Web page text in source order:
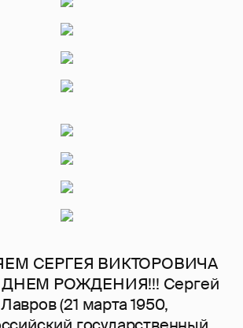
СЕРГЕЯ ВИКТОРОВИЧА
РОЖДЕНИЯ!!! Сергей
(21 марта 1950,